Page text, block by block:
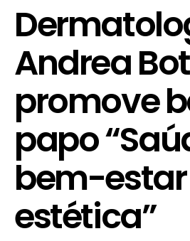
Andrea
promove
papo
bem-
estética”